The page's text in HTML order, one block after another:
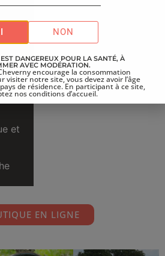
et
EN LIGNE
NON
EST DANGEREUX POUR LA SANTÉ, À
AVEC MODÉRATION.
encourage la consommation
visiter notre site, vous devez avoir l’âge
de résidence. En participant à ce site,
nos conditions d’accueil.